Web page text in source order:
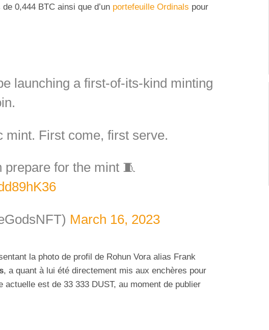
0,444 BTC ainsi que d’un portefeuille Ordinals pour
launching a first-of-its-kind minting
mint. First come, first serve.
for the mint 🧵
March 16, 2023
la photo de profil de Rohun Vora alias Frank
, a quant à lui été directement mis aux enchères pour
actuelle est de 33 333 DUST, au moment de publier